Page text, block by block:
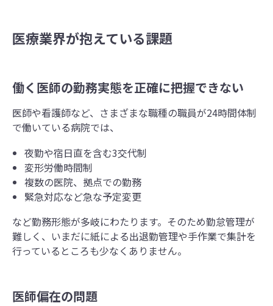
医療業界が抱えている課題
働く医師の勤務実態を正確に把握できない
医師や看護師など、さまざまな職種の職員が24時間体制
で働いている病院では、
夜勤や宿日直を含む3交代制
変形労働時間制
複数の医院、拠点での勤務
緊急対応など急な予定変更
など勤務形態が多岐にわたります。そのため勤怠管理が
難しく、いまだに紙による出退勤管理や手作業で集計を
行っているところも少なくありません。
医師偏在の問題